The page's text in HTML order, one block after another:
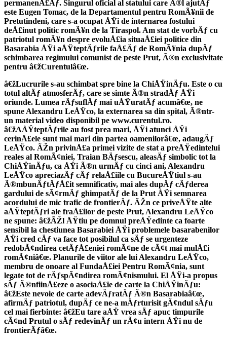
permanenÅ£Äƒ. Singurul oficial al statului care Ã®l ajutÄƒ
este Eugen Tomac, de la Departamentul pentru RomÃ¥nii de
Pretutindeni, care s-a ocupat ÅŸi de internarea fostului
deÅ£inut politic romÃ¥n de la Tiraspol. Am stat de vorbÄƒ cu
patriotul romÃ¥n despre evoluÅ£ia situaÅ£iei politice din
Basarabia ÅŸi aÅŸteptÄƒrile faÅ£Äƒ de RomÃ¥nia dupÄƒ
schimbarea regimului comunist de peste Prut, Ã®n exclusivitate
pentru â€žCurentulâ€œ.
â€žLucrurile s-au schimbat spre bine la ChiÅŸinÄƒu. Este o cu
totul altÄƒ atmosferÄƒ, care se simte Ã®n stradÄƒ ÅŸi
oriunde. Lumea rÄƒsuflÄƒ mai uÅŸuratÄƒ acumâ€œ, ne
spune Alexandru LeÅŸco, la externarea sa din spital, Ã®ntr-
un material video disponibil pe www.curentul.ro.
â€žAÅŸteptÄƒrile au fost prea mari, ÅŸi atunci ÅŸi
cerinÅ£ele sunt mai mari din partea oamenilorâ€œ, adaugÄƒ
LeÅŸco. ÃŽn privinÅ£a primei vizite de stat a preÅŸedintelui
reales al RomÃ¢niei, Traian BÄƒsescu, aleasÄƒ simbolic tot la
ChiÅŸinÄƒu, ca ÅŸi Ã®n urmÄƒ cu cinci ani, Alexandru
LeÅŸco apreciazÄƒ cÄƒ relaÅ£iile cu BucureÅŸtiul s-au
Ã®mbunÄƒtÄƒÅ£it semnificativ, mai ales dupÄƒ cÄƒderea
gardului de sÃ¢rmÄƒ ghimpatÄƒ de la Prut ÅŸi semnarea
acordului de mic trafic de frontierÄƒ. ÃŽn ce priveÅŸte alte
aÅŸteptÄƒri ale fraÅ£ilor de peste Prut, Alexandru LeÅŸco
ne spune: â€žÃŽl ÅŸtiu pe domnul preÅŸedinte ca foarte
sensibil la chestiunea Basarabiei ÅŸi problemele basarabenilor
ÅŸi cred cÄƒ va face tot posibilul ca sÄƒ se urgenteze
redobÃ¢ndirea cetÄƒÅ£eniei romÃ¢ne de cÃ¢t mai mulÅ£i
romÃ¢niâ€œ. Planurile de viitor ale lui Alexandru LeÅŸco,
membru de onoare al FundaÅ£iei Pentru RomÃ¢nia, sunt
legate tot de rÄƒspÃ¢ndirea romÃ¢nismului. El ÅŸi-a propus
sÄƒ Ã®nfiinÅ£eze o asociaÅ£ie de carte la ChiÅŸinÄƒu:
â€žEste nevoie de carte adevÄƒratÄƒ Ã®n Basarabiaâ€œ,
afirmÄƒ patriotul, dupÄƒ ce ne-a mÄƒrturisit gÃ¢ndul sÄƒu
cel mai fierbinte: â€žEu tare aÅŸ vrea sÄƒ apuc timpurile
cÃ¢nd Prutul o sÄƒ redevinÄƒ un rÃ¢u intern ÅŸi nu de
frontierÄƒâ€œ.